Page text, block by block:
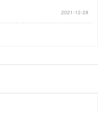
2021-12-28